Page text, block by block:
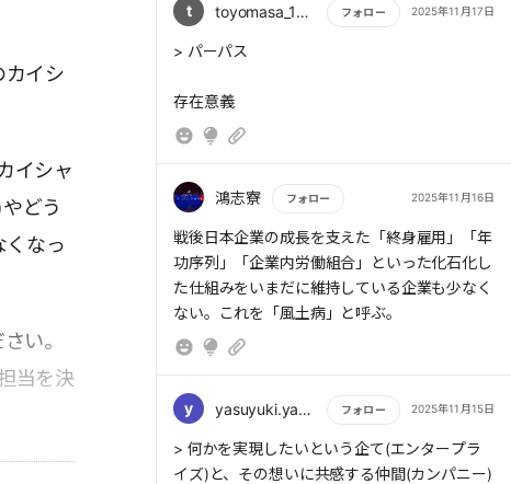
カイシ
イシャ
どう
くなっ
い。
当を決
必要なのか★カイシャはなぜ消滅したのか
★DiFi→DigitalとFinanceの融合★同質化の中
天王寺お抱えの宮大工として歩んできたもので
2005年に髙松建設の傘下に入りました。現在
再び注力しています。
おそらく22世紀に生き残るカイシャは、もは
や従来のカイシャのかたちをしてはいないでし
ょう。
さあ、全力で目の前の人の「今ここ」を一所
懸命に応援していきましょう。
t toyomasa_1969 フォロー 2025年11月17日
もっと読む
> パーパス
存在意義
鴻志寮 フォロー 2025年11月16日
もっと読む
戦後日本企業の成長を支えた「終身雇用」「年
功序列」「企業内労働組合」といった化石化し
た仕組みをいまだに維持している企業も少なく
ない。これを「風土病」と呼ぶ。
y yasuyuki.yamamura フォロー 2025年11月15日
もっと読む
> 何かを実現したいという企て(エンタープラ
イズ)と、その想いに共感する仲間(カンパニー)